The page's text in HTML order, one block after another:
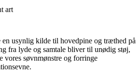
art
usynlig kilde til hovedpine og træthed på
fra lyde og samtale bliver til unødig støj,
vores søvnmønstre og forringe